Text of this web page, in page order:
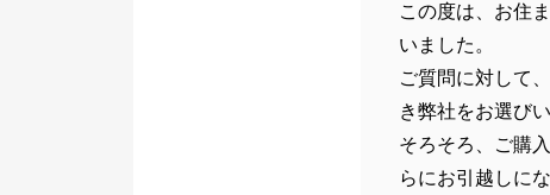
この度は、お住
いました。
ご質問に対して
き弊社をお選び
そろそろ、ご購
らにお引越しに